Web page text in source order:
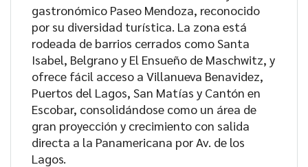
gastronómico Paseo Mendoza, reconocido
por su diversidad turística. La zona está
rodeada de barrios cerrados como Santa
Isabel, Belgrano y El Ensueño de Maschwitz, y
ofrece fácil acceso a Villanueva Benavidez,
Puertos del Lagos, San Matías y Cantón en
Escobar, consolidándose como un área de
gran proyección y crecimiento con salida
directa a la Panamericana por Av. de los
Lagos.